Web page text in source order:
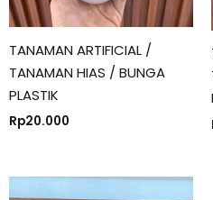
TANAMAN ARTIFICIAL /
TANAMAN HIAS / BUNGA
PLASTIK
Rp20.000